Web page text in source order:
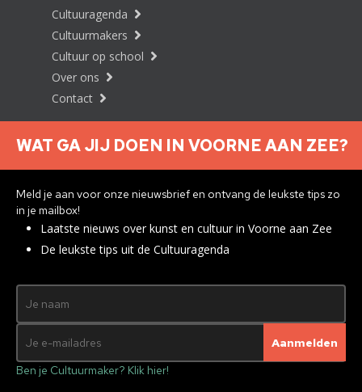
Cultuuragenda
Cultuurmakers
Cultuur op school
Over ons
Contact
Nieuwsbrief aanmelden
Privacyverklaring
agency Brendly&Mad Pack
WAT GA JIJ DOEN IN VOORNE AAN ZEE?
Meld je aan voor onze nieuwsbrief en ontvang de leukste tips zo
in je mailbox!
Laatste nieuws over kunst en cultuur in Voorne aan Zee
De leukste tips uit de Cultuuragenda
Ben je Cultuurmaker? Klik hier!